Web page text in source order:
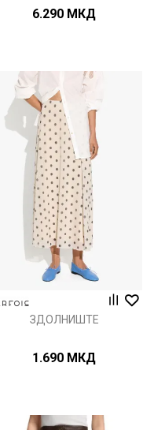
6.290 МКД
ЗДОЛНИШТЕ
1.690 МКД